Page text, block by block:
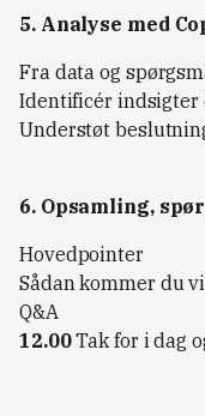
5. Analyse med
Fra data og
Identificér indsigter
Understøt
6. Opsamling,
Hovedpointer
Sådan kommer du
Q&A
12.00Tak for i dag